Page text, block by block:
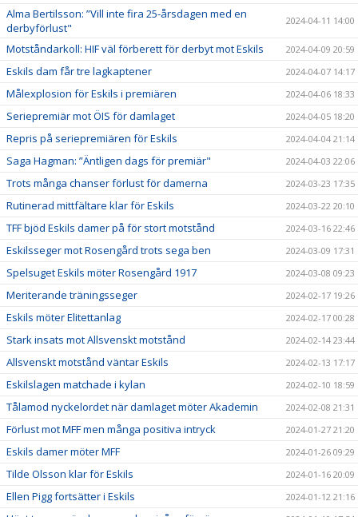
Alma Bertilsson: ”Vill inte fira 25-årsdagen med en
derbyförlust"
2024-04-11 14:00
Motståndarkoll: HIF väl förberett för derbyt mot Eskils 2024-04-09 20:59
Eskils dam får tre lagkaptener 2024-04-07 14:17
Målexplosion för Eskils i premiären 2024-04-06 18:33
Seriepremiär mot ÖIS för damlaget 2024-04-05 18:20
Repris på seriepremiären för Eskils 2024-04-04 21:14
Saga Hagman: ”Äntligen dags för premiär" 2024-04-03 22:06
Trots många chanser förlust för damerna 2024-03-23 17:35
Rutinerad mittfältare klar för Eskils 2024-03-22 20:10
TFF bjöd Eskils damer på för stort motstånd 2024-03-16 22:46
Eskilsseger mot Rosengård trots sega ben 2024-03-09 17:31
Spelsuget Eskils möter Rosengård 1917 2024-03-08 09:23
Meriterande träningsseger 2024-02-17 19:26
Eskils möter Elitettanlag 2024-02-17 00:28
Stark insats mot Allsvenskt motstånd 2024-02-14 23:44
Allsvenskt motstånd väntar Eskils 2024-02-13 17:17
Eskilslagen matchade i kylan 2024-02-10 18:59
Tålamod nyckelordet när damlaget möter Akademin 2024-02-08 21:31
Förlust mot MFF men många positiva intryck 2024-01-27 21:20
Eskils damer möter MFF 2024-01-26 09:29
Tilde Olsson klar för Eskils 2024-01-16 20:09
Ellen Pigg fortsätter i Eskils 2024-01-12 21:16